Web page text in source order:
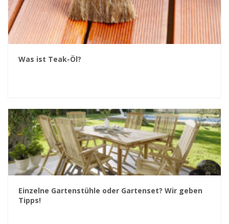
Was ist Teak-Öl?
Einzelne Gartenstühle oder Gartenset? Wir geben
Tipps!